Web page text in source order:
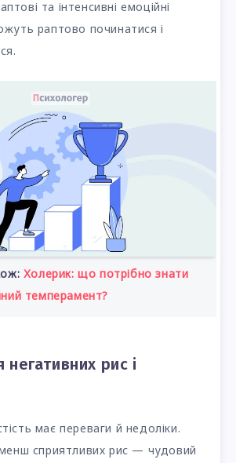
та інтенсивні емоційні
раптово починатися і
Холерик: що потрібно знати
темперамент?
рис і
має переваги й недоліки.
сприятливих рис — чудовий